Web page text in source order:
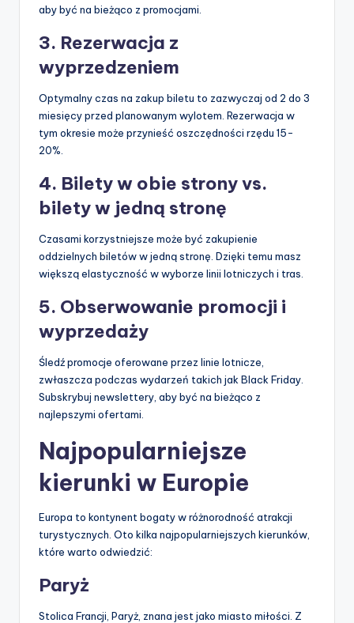
aby być na bieżąco z promocjami.
3. Rezerwacja z
wyprzedzeniem
Optymalny czas na zakup biletu to zazwyczaj od 2 do 3
miesięcy przed planowanym wylotem. Rezerwacja w
tym okresie może przynieść oszczędności rzędu 15-
20%.
4. Bilety w obie strony vs.
bilety w jedną stronę
Czasami korzystniejsze może być zakupienie
oddzielnych biletów w jedną stronę. Dzięki temu masz
większą elastyczność w wyborze linii lotniczych i tras.
5. Obserwowanie promocji i
wyprzedaży
Śledź promocje oferowane przez linie lotnicze,
zwłaszcza podczas wydarzeń takich jak Black Friday.
Subskrybuj newslettery, aby być na bieżąco z
najlepszymi ofertami.
Najpopularniejsze
kierunki w Europie
Europa to kontynent bogaty w różnorodność atrakcji
turystycznych. Oto kilka najpopularniejszych kierunków,
które warto odwiedzić:
Paryż
Stolica Francji, Paryż, znana jest jako miasto miłości. Z